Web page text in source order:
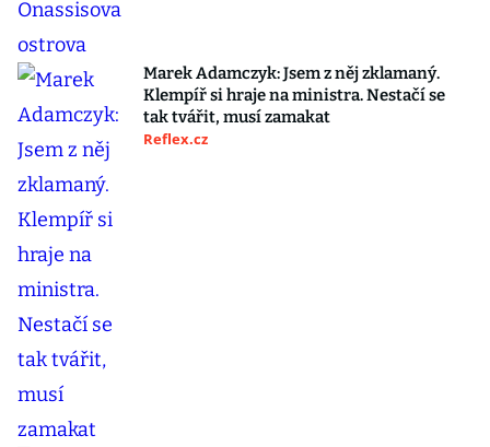
Marek Adamczyk: Jsem z něj zklamaný.
Klempíř si hraje na ministra. Nestačí se
tak tvářit, musí zamakat
Reflex.cz